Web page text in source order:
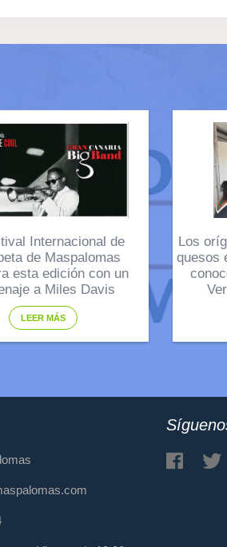
Internacional de
de Maspalomas
esta edición con un
a Miles Davis
LEER MÁS
Los
quesos